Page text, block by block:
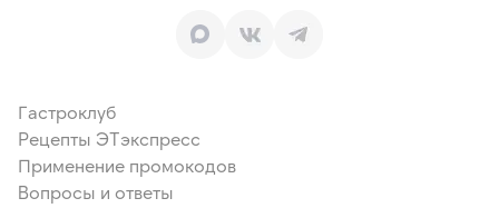
Гастроклуб
Рецепты ЭТэкспресс
Применение промокодов
Вопросы и ответы